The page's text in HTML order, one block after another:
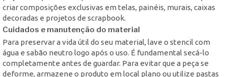
criar composições exclusivas em telas, painéis, murais, caixas
decoradas e projetos de scrapbook.
Cuidados e manutenção do material
Para preservar a vida útil do seu material, lave o stencil com
água e sabão neutro logo após o uso. É fundamental secá-lo
completamente antes de guardar. Para evitar que a peça se
deforme, armazene o produto em local plano ou utilize pastas